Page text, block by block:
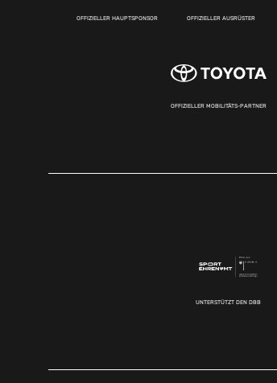
OFFIZIELLER HAUPTSPONSOR OFFIZIELLER AUSRÜSTER
OFFIZIELLER MOBILITÄTS-PARTNER
UNTERSTÜTZT DEN DBB